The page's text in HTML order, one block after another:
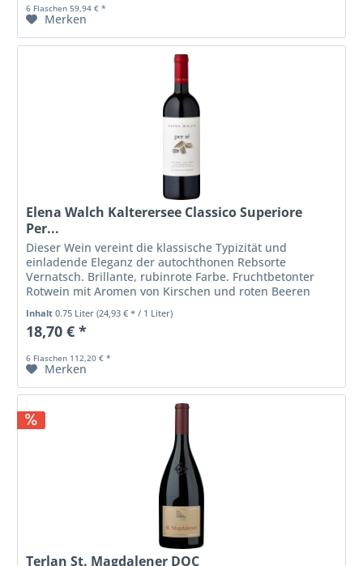
6 Flaschen 59,94 € *
Merken
Elena Walch Kalterersee Classico Superiore
Per...
Dieser Wein vereint die klassische Typizität und
einladende Eleganz der autochthonen Rebsorte
Vernatsch. Brillante, rubinrote Farbe. Fruchtbetonter
Rotwein mit Aromen von Kirschen und roten Beeren
Inhalt0.75 Liter(24,93 € * / 1 Liter)
18,70 € *
6 Flaschen 112,20 € *
Merken
Terlan St. Magdalener DOC